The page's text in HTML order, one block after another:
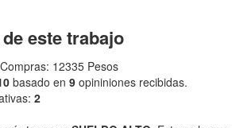
este trabajo
12335 Pesos
basado en 9 opininiones recibidas.
2